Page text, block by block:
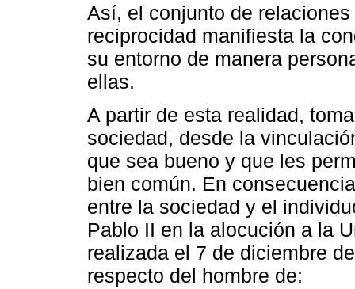
Así, el conjunto de
reciprocidad manifiesta la
su entorno de manera
ellas.
A partir de esta realidad,
sociedad, desde la
que sea bueno y que les
bien común. En
entre la sociedad y el
Pablo II en la alocución a la
realizada el 7 de diciembre
respecto del hombre de: